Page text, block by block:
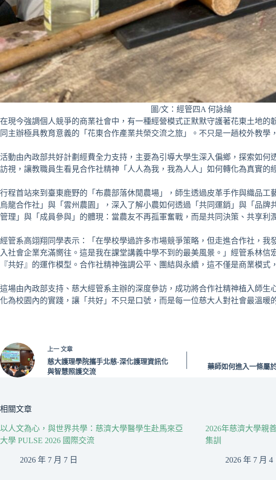
圖/文：經管四A 何詠綸
在現今強調個人競爭的商業社會中，有一種經營模式正默默守護著花東土地
同主辦極具教育意義的「花東合作產業共榮交流之旅」。不只是一趟校外教學
活動由內政部共好計劃經費全力支持，主要為引導大學生深入偏鄉，探索如
訪視，讓教職員生看見合作社精神「人人為我，我為人人」如何轉化為真實的
行程首站來到臺東鹿野的「布農部落休閒農場」，師生透過皮革手作與織品
烏龍合作社」與「雲州農園」，深入了解小農如何透過「共同運銷」與「品
管理」與「成員參與」的體現：當農友不再孤軍奮戰，而是共同決策、共享利
經管系高翊翔同學表示：「在學校學過許多市場競爭策略，但走進合作社，
入社會企業充滿嚮往。這是我在課堂講義中學不到的最美風景。」經管系林
『共好』的運作模型。合作社精神強調公平、團結與永續，這不僅是商業模
這場由內政部支持、慈大經管系主辦的深度參訪，成功將合作社精神植入師
化為校園內的實踐，讓「共好」不只是口號，而是每一位慈大人對社會最溫暖
上一 文章
慈大護理學院攜手北慈-深化護理資訊化
與智慧照護交流
藥師如何進入一條屬
相關文章
以人文為心，與世界共學：慈濟大學醫學生赴馬來亞
大學 PULSE 2026 國際交流
2026 年 7 月 7 日
2026年慈濟大學親
集訓
2026 年 7 月 4